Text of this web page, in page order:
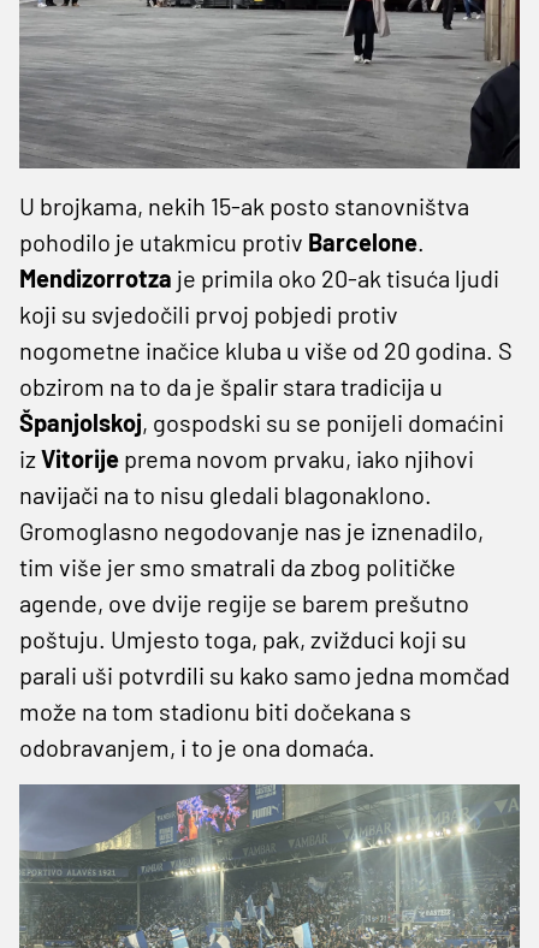
U brojkama, nekih 15-ak posto stanovništva
pohodilo je utakmicu protiv Barcelone.
Mendizorrotza je primila oko 20-ak tisuća ljudi
koji su svjedočili prvoj pobjedi protiv
nogometne inačice kluba u više od 20 godina. S
obzirom na to da je špalir stara tradicija u
Španjolskoj, gospodski su se ponijeli domaćini
izVitorije prema novom prvaku, iako njihovi
navijači na to nisu gledali blagonaklono.
Gromoglasno negodovanje nas je iznenadilo,
tim više jer smo smatrali da zbog političke
agende, ove dvije regije se barem prešutno
poštuju. Umjesto toga, pak, zvižduci koji su
parali uši potvrdili su kako samo jedna momčad
može na tom stadionu biti dočekana s
odobravanjem, i to je ona domaća.